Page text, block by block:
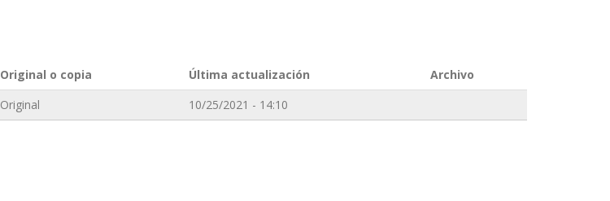
Original o copia Última actualización
Archivo
Original 10/25/2021 - 14:10